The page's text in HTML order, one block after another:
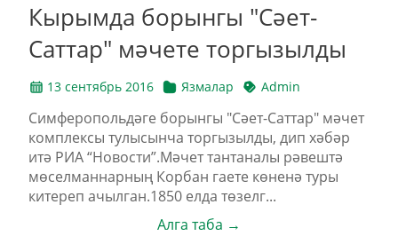
Кырымда борынгы "Сәет-
Саттар" мәчете торгызылды
13 сентябрь 2016 Язмалар Admin
Симферопольдәге борынгы "Сәет-Саттар" мәчет
комплексы тулысынча торгызылды, дип хәбәр
итә РИА “Новости”.Мәчет тантаналы рәвештә
мөселманнарның Корбан гаете көненә туры
китереп ачылган.1850 елда төзелг...
Алга таба →